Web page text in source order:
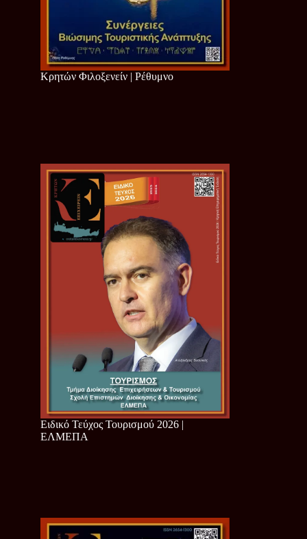
Κρητών Φιλοξενείν | Ρέθυμνο
Ειδικό Τεύχος Τουρισμού 2026 |
ΕΛΜΕΠΑ